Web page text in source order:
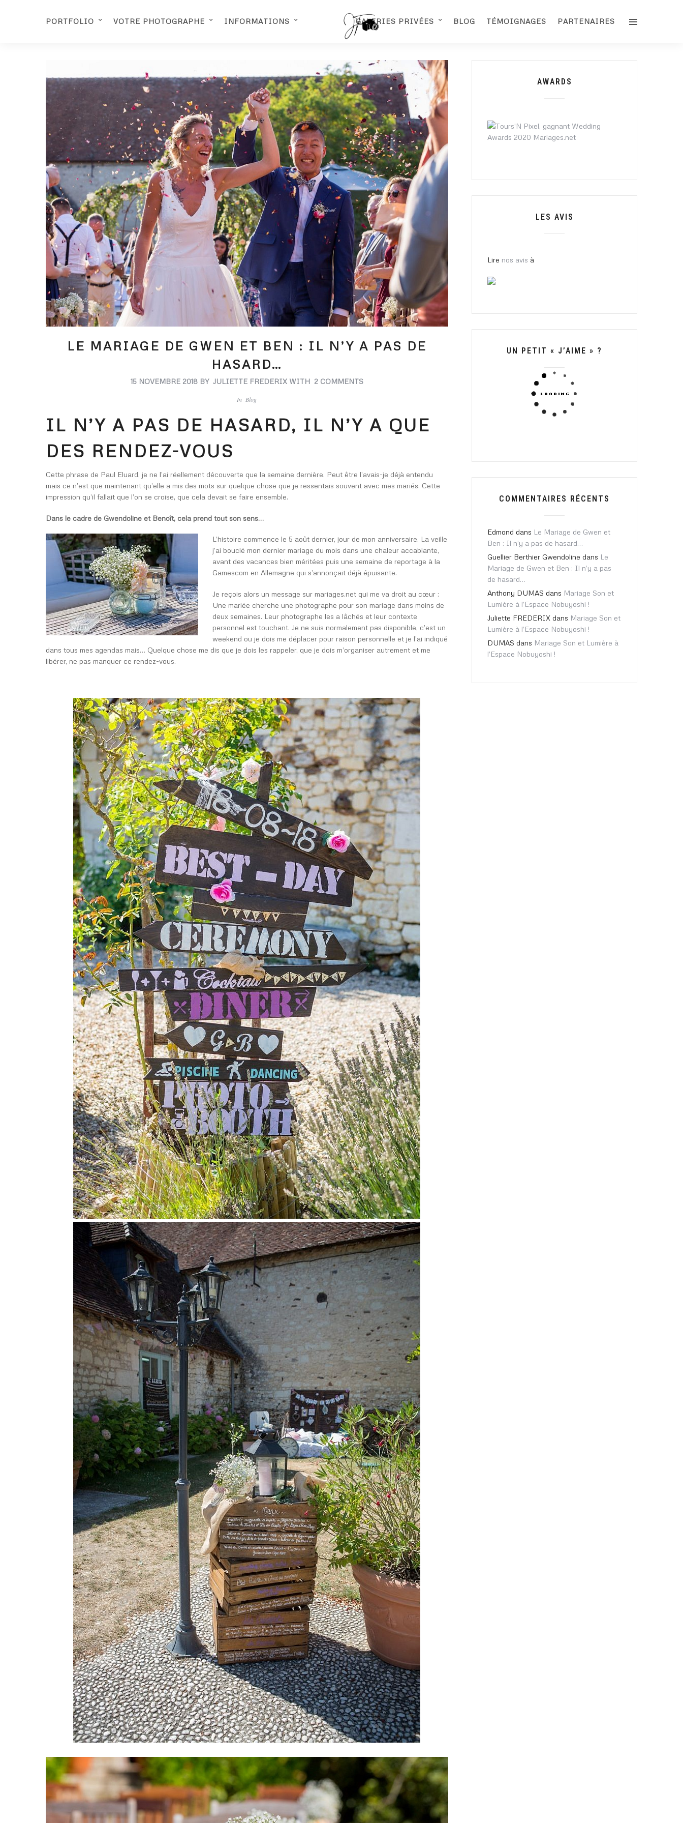
PORTFOLIO VOTRE PHOTOGRAPHE INFORMATIONS GALERIES PRIVÉES BLOG TÉMOIGNAGES PARTENAIRES
LE MARIAGE DE GWEN ET BEN : IL N’Y A PAS DE
HASARD…
15 NOVEMBRE 2018 BY JULIETTE FREDERIX WITH 2 COMMENTS
InBlog
IL N’Y A PAS DE HASARD, IL N’Y A QUE
DES RENDEZ-VOUS
Cette phrase de Paul Eluard, je ne l’ai réellement découverte que la semaine dernière. Peut être l’avais-je déjà entendu
mais ce n’est que maintenant qu’elle a mis des mots sur quelque chose que je ressentais souvent avec mes mariés. Cette
impression qu’il fallait que l’on se croise, que cela devait se faire ensemble.
Dans le cadre de Gwendoline et Benoît, cela prend tout son sens…
L’histoire commence le 5 août dernier, jour de mon anniversaire. La veille
j’ai bouclé mon dernier mariage du mois dans une chaleur accablante,
avant des vacances bien méritées puis une semaine de reportage à la
Gamescom en Allemagne qui s’annonçait déjà épuisante.
Je reçois alors un message sur mariages.net qui me va droit au cœur :
Une mariée cherche une photographe pour son mariage dans moins de
deux semaines. Leur photographe les a lâchés et leur contexte
personnel est touchant. Je ne suis normalement pas disponible, c’est un
weekend ou je dois me déplacer pour raison personnelle et je l’ai indiqué
dans tous mes agendas mais… Quelque chose me dis que je dois les rappeler, que je dois m’organiser autrement et me
libérer, ne pas manquer ce rendez-vous.
AWARDS
LES AVIS
Lire nos avis à
UN PETIT « J’AIME » ?
COMMENTAIRES RÉCENTS
Edmond dans Le Mariage de Gwen et
Ben : Il n’y a pas de hasard…
Guellier Berthier Gwendoline dans Le
Mariage de Gwen et Ben : Il n’y a pas
de hasard…
Anthony DUMAS dans Mariage Son et
Lumière à l’Espace Nobuyoshi !
Juliette FREDERIX dans Mariage Son et
Lumière à l’Espace Nobuyoshi !
DUMAS dans Mariage Son et Lumière à
l’Espace Nobuyoshi !